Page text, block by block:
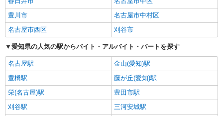
豊川市
名古屋市中村区
名古屋市西区
刈谷市
愛知県の人気の駅からバイト・アルバイト・パートを探す
名古屋駅
金山(愛知)駅
豊橋駅
藤が丘(愛知)駅
栄(名古屋)駅
豊田市駅
刈谷駅
三河安城駅